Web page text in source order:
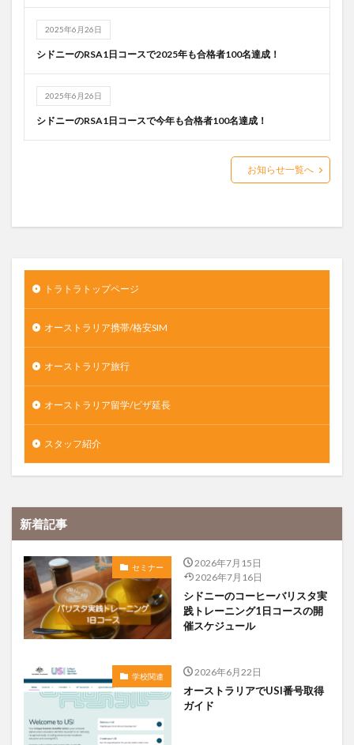
2025年6月26日
シドニーのRSA1日コースで2025年も合格者100名達成！
2025年6月26日
シドニーのRSA1日コースで今年も合格者100名達成！
お知らせ一覧へ
トラトラトップページ
オーストラリア携帯/格安SIM
オーストラリア旅行
オーストラリア留学/ビザ延長
スタッフ紹介
新着記事
セミナー
2026年7月15日
2026年7月16日
シドニーのコーヒーバリスタ実
践トレーニング1日コースの開
催スケジュール
学校関連 2026年6月22日
オーストラリアでUSI番号取得
ガイド